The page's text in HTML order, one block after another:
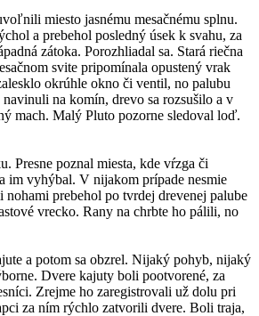
miesto jasnému mesačnému splnu.
a prebehol posledný úsek k svahu, za
zátoka. Porozhliadal sa. Stará riečna
svite pripomínala opustený vrak
okrúhle okno či ventil, no palubu
na komín, drevo sa rozsušilo a v
mach. Malý Pluto pozorne sledoval loď.
Presne poznal miesta, kde vŕzga či
im vyhýbal. V nijakom prípade nesmie
prebehol po tvrdej drevenej palube
vrecko. Rany na chrbte ho pálili, no
a potom sa obzrel. Nijaký pohyb, nijaký
Dvere kajuty boli pootvorené, za
Zrejme ho zaregistrovali už dolu pri
za ním rýchlo zatvorili dvere. Boli traja,